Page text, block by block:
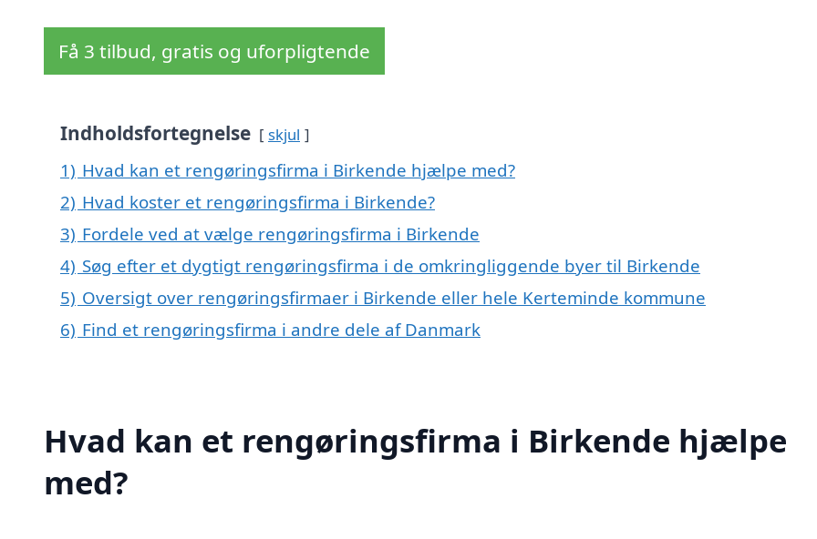
Få 3 tilbud, gratis og uforpligtende
Indholdsfortegnelse skjul
1) Hvad kan et rengøringsfirma i Birkende hjælpe med?
2) Hvad koster et rengøringsfirma i Birkende?
3) Fordele ved at vælge rengøringsfirma i Birkende
4) Søg efter et dygtigt rengøringsfirma i de omkringliggende byer til Birkende
5) Oversigt over rengøringsfirmaer i Birkende eller hele Kerteminde kommune
6) Find et rengøringsfirma i andre dele af Danmark
Hvad kan et rengøringsfirma i Birkende hjælpe
med?